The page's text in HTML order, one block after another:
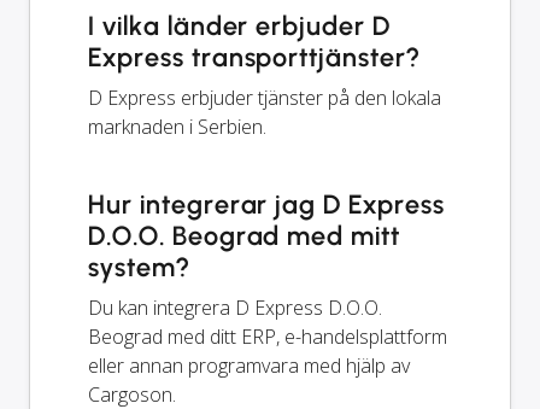
I vilka länder erbjuder D
Express transporttjänster?
D Express erbjuder tjänster på den lokala
marknaden i Serbien.
Hur integrerar jag D Express
D.O.O. Beograd med mitt
system?
Du kan integrera D Express D.O.O.
Beograd med ditt ERP, e-handelsplattform
eller annan programvara med hjälp av
Cargoson.